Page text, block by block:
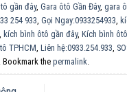
gần đây, Gara ôtô Gần Đây, gara
254 933 Gọi Ngay:0933254933
kích bình ôtô gần đây, Kích bình
TPHCM Liên hệ:0933.254.933
. Bookmark the permalink